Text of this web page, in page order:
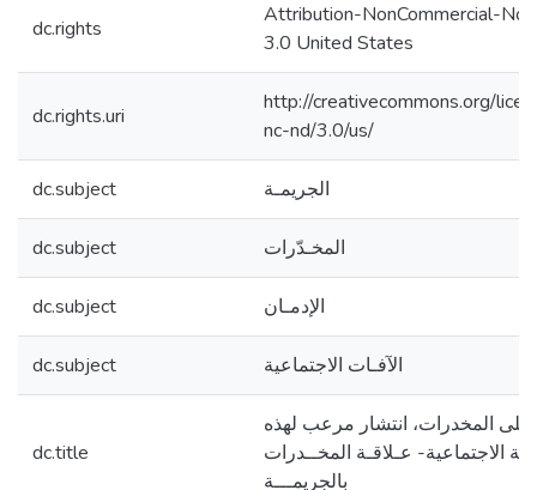
dc.rights
Attribution-NonCommercial-
3.0 United States
dc.rights.uri
http://creativecommons.org/
nc-nd/3.0/us/
dc.subject الجريمـة
dc.subject المخـدّرات
dc.subject الإدمـان
dc.subject الآفـات الاجتماعية
dc.title
على المخدرات، انتشار مرعب لهذه
الاجتماعية- عـلاقـة المخــدرات
بالجريمـــة